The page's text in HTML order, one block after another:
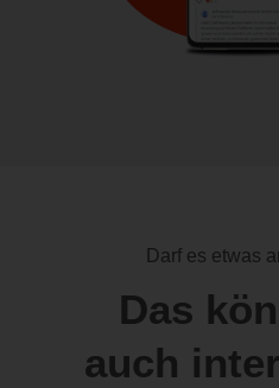
Darf es etwas
Das
auch